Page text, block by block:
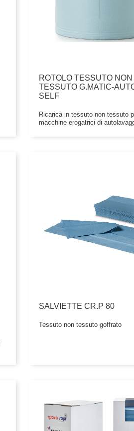
ROTOLO TESSUTO NON
TESSUTO G.MATIC-
SELF
Ricarica in tessuto non tessuto
macchine erogatrici di
SALVIETTE CR.P 80
Tessuto non tessuto goffrato